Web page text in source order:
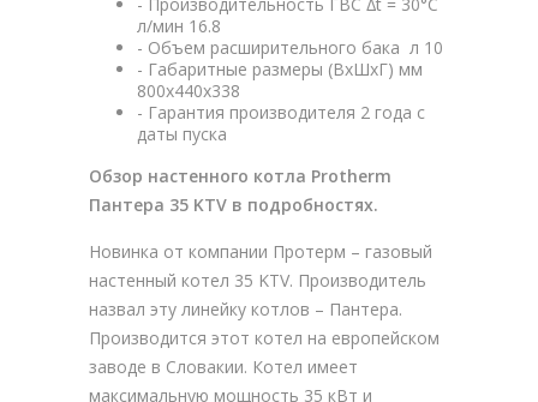
л/мин 16.8
- Объем расширительного бака л 10
- Габаритные размеры (ВхШхГ) мм
800x440x338
- Гарантия производителя 2 года с
даты пуска
Обзор настенного котла Protherm
Пантера 35 KTV в подробностях.
Новинка от компании Протерм – газовый
настенный котел 35 KTV. Производитель
назвал эту линейку котлов – Пантера.
Производится этот котел на европейском
заводе в Словакии. Котел имеет
максимальную мощность 35 кВт и